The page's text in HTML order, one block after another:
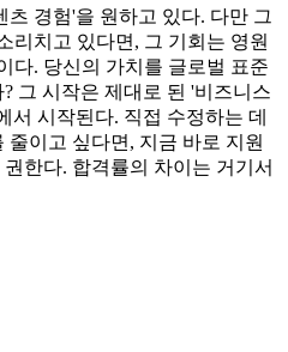
경험'을 원하고 있다. 다만 그
리치고 있다면, 그 기회는 영원
다. 당신의 가치를 글로벌 표준
그 시작은 제대로 된 '비즈니스
서 시작된다. 직접 수정하는 데
이고 싶다면, 지금 바로 지원
한다. 합격률의 차이는 거기서